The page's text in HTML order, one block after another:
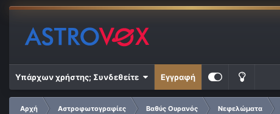
Υπάρχων χρήστης; Συνδεθείτε Εγγραφή
Αρχή Αστροφωτογραφίες Βαθύς Ουρανός Νεφελώματα